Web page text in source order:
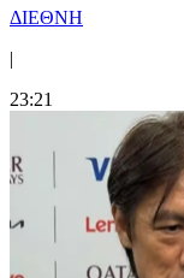
ΔΙΕΘΝΗ
|
23:21